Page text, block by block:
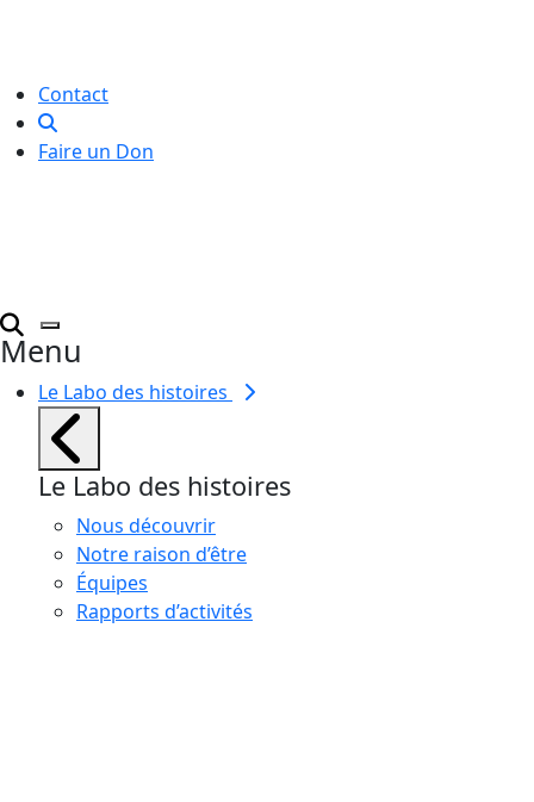
Contact
Faire un Don
Menu
Le Labo des histoires
Le Labo des histoires
Nous découvrir
Notre raison d’être
Équipes
Rapports d’activités